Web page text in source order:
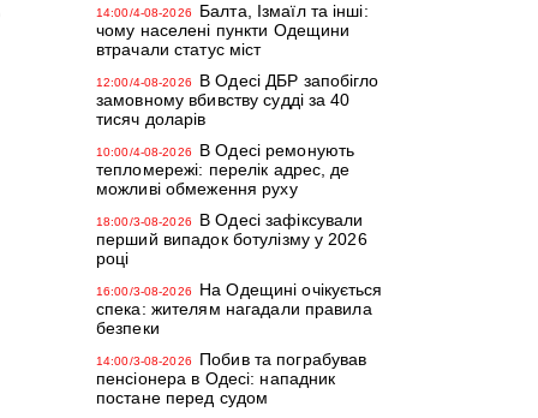
14:00/4-08-2026
Балта, Ізмаїл та інші:
чому населені пункти Одещини
втрачали статус міст
12:00/4-08-2026
В Одесі ДБР запобігло
замовному вбивству судді за 40
тисяч доларів
10:00/4-08-2026
В Одесі ремонують
тепломережі: перелік адрес, де
можливі обмеження руху
18:00/3-08-2026
В Одесі зафіксували
перший випадок ботулізму у 2026
році
16:00/3-08-2026
На Одещині очікується
спека: жителям нагадали правила
безпеки
14:00/3-08-2026
Побив та пограбував
пенсіонера в Одесі: нападник
постане перед судом